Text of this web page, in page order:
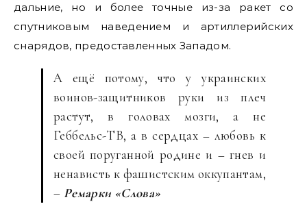
дальние, но и более точные из-за ракет со
спутниковым наведением и артиллерийских
снарядов, предоставленных Западом.
А ещё потому, что у украинских
воинов-защитников руки из плеч
растут, в головах мозги, а не
Геббельс-ТВ, а в сердцах – любовь к
своей поруганной родине и – гнев и
ненависть к фашистским оккупантам,
– Ремарки «Слова»